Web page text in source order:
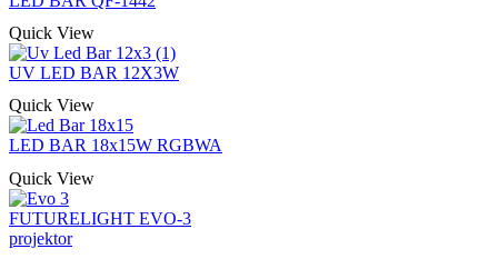
Quick View
UV LED BAR 12X3W
Quick View
LED BAR 18x15W RGBWA
Quick View
FUTURELIGHT EVO-3
projektor